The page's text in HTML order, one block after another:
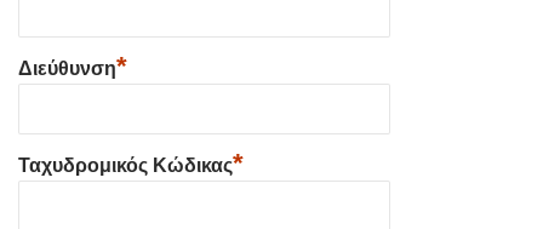
Διεύθυνση*
Ταχυδρομικός Κώδικας*